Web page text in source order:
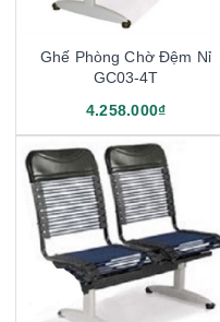
Ghế Phòng Chờ Đệm Nỉ
GC03-4T
4.258.000₫